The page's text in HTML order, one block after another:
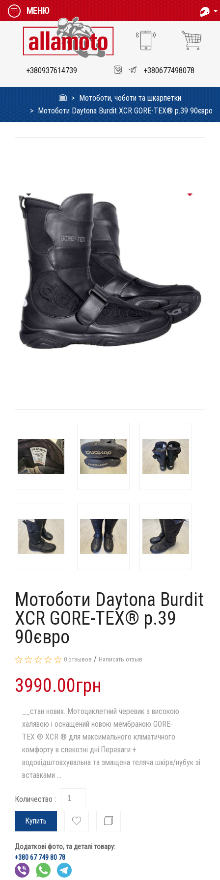
МЕНЮ
+380937614739 +380677498078
Мотоботи, чоботи та шкарпетки
Мотоботи Daytona Burdit XCR GORE-TEX® р.39 90євро
Мотоботи Daytona Burdit
XCR GORE-TEX® р.39
90євро
0 отзывов / Написать отзыв
3990.00грн
__стан нових. Мотоциклетний черевик з високою
халявою і оснащений новою мембраною GORE-
TEX ® XCR ® для максимального кліматичного
комфорту в спекотні дні.Переваги:​​+
водовідштовхувальна та змащена теляча шкіра/нубук зі
вставками ...
Количество :
Купить
Додаткові фото, та деталі товару:
+380 67 749 80 78